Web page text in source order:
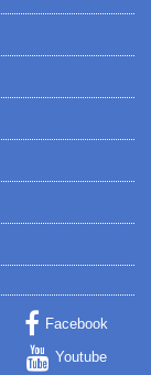
Facebook
Youtube